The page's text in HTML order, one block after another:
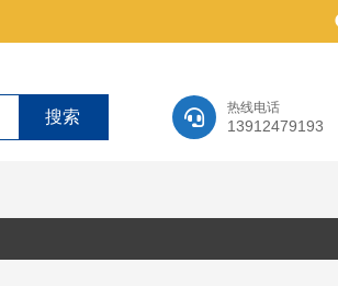
热线电话
13912479193